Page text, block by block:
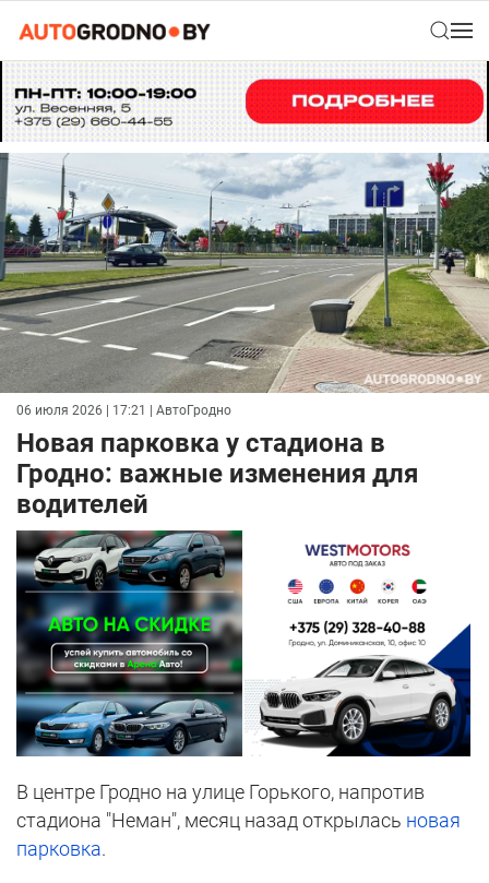
06 июля 2026 | 17:21 | АвтоГродно
Новая парковка у стадиона в
Гродно: важные изменения для
водителей
В центре Гродно на улице Горького, напротив
стадиона "Неман", месяц назад открылась новая
парковка.